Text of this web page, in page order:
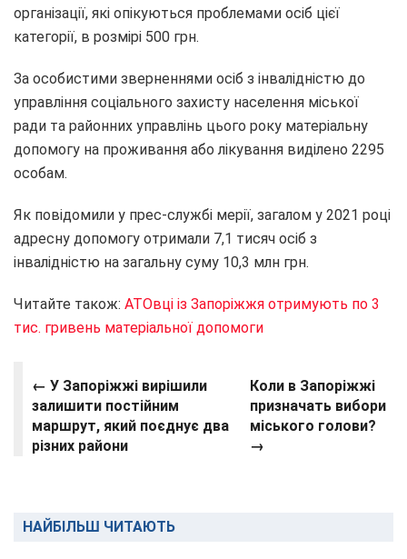
організації, які опікуються проблемами осіб цієї
категорії, в розмірі 500 грн.
За особистими зверненнями осіб з інвалідністю до
управління соціального захисту населення міської
ради та районних управлінь цього року матеріальну
допомогу на проживання або лікування виділено 2295
особам.
Як повідомили у прес-службі мерії, загалом у 2021 році
адресну допомогу отримали 7,1 тисяч осіб з
інвалідністю на загальну суму 10,3 млн грн.
Читайте також: АТОвці із Запоріжжя отримують по 3
тис. гривень матеріальної допомоги
← У Запоріжжі вирішили
залишити постійним
маршрут, який поєднує два
різних райони
Коли в Запоріжжі
призначать вибори
міського голови?
→
НАЙБІЛЬШ ЧИТАЮТЬ